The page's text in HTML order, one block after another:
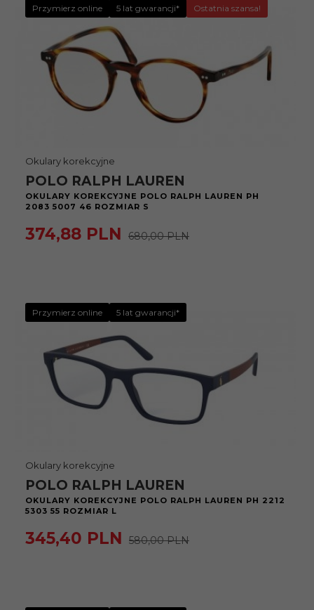
Przymierz online 5 lat gwarancji* Ostatnia szansa!
Okulary korekcyjne
POLO RALPH LAUREN
OKULARY KOREKCYJNE POLO RALPH LAUREN PH
2083 5007 46 ROZMIAR S
374,88 PLN 680,00 PLN
Przymierz online 5 lat gwarancji*
Okulary korekcyjne
POLO RALPH LAUREN
OKULARY KOREKCYJNE POLO RALPH LAUREN PH 2212
5303 55 ROZMIAR L
345,40 PLN 580,00 PLN